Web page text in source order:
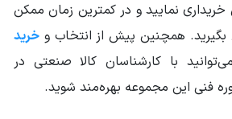
خریداری نمایید و در کمترین زمان ممکن
بگیرید. همچنین پیش از انتخاب و خرید
می‌توانید با کارشناسان کالا صنعتی در
فنی این مجموعه بهره‌مند شوید.